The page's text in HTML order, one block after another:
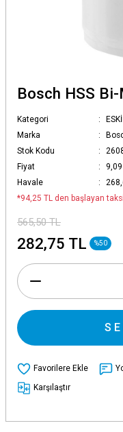
Bosch HSS
Kategori
Marka
Stok Kodu
Fiyat
Havale
*94,25 TL den başlayan
565,50 TL
282,75 TL %50
Karşılaştır